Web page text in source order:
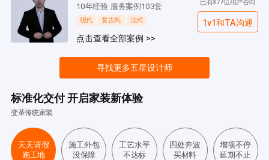
10年经验 服务案例103套
现代 复古风 法式
点击查看全部案例 >>
已有377位用户咨询
1v1和TA沟通
寻找更多五星设计师
标准化交付 开启家装新体验
变革传统家装
天天请假
跑工地
施工外包
没保障
工艺水平
不达标
四处奔波
买材料
增项不停
延期不止